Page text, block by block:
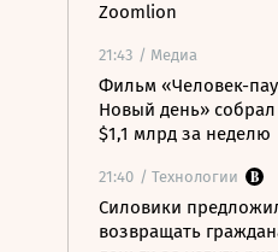
Zoomlion
21:43 / Медиа
Фильм «Человек-
Новый день»
$1,1 млрд за неделю
21:40 / Технологии
Силовики
возвращать